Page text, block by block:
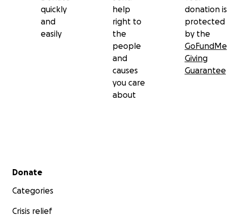
quickly
and
easily
help
right to
the
people
and
causes
you care
about
donation is
protected
by the
GoFundMe
Giving
Guarantee
Secondary menu
Donate
Categories
Crisis relief